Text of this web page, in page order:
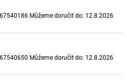
Můžeme doručit do: 12.8.2026
Můžeme doručit do: 12.8.2026